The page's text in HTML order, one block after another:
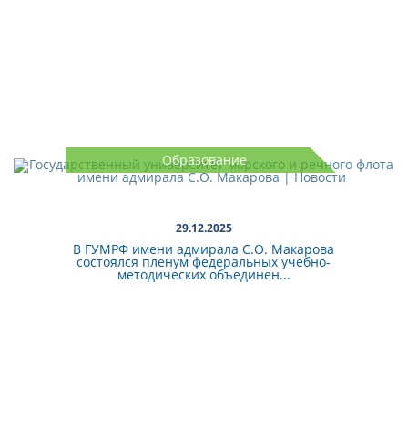
Образование
29.12.2025
В ГУМРФ имени адмирала С.О. Макарова
состоялся пленум федеральных учебно-
методических объединен...